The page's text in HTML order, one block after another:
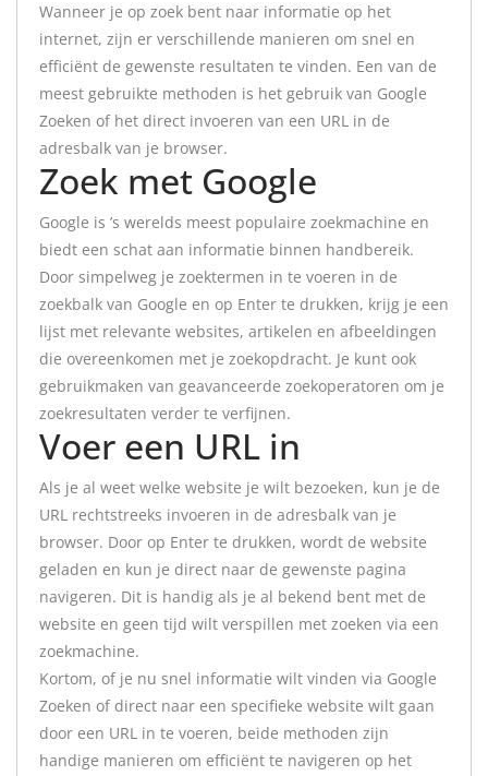
Wanneer je op zoek bent naar informatie op het
internet, zijn er verschillende manieren om snel en
efficiënt de gewenste resultaten te vinden. Een van de
meest gebruikte methoden is het gebruik van Google
Zoeken of het direct invoeren van een URL in de
adresbalk van je browser.
Zoek met Google
Google is ’s werelds meest populaire zoekmachine en
biedt een schat aan informatie binnen handbereik.
Door simpelweg je zoektermen in te voeren in de
zoekbalk van Google en op Enter te drukken, krijg je een
lijst met relevante websites, artikelen en afbeeldingen
die overeenkomen met je zoekopdracht. Je kunt ook
gebruikmaken van geavanceerde zoekoperatoren om je
zoekresultaten verder te verfijnen.
Voer een URL in
Als je al weet welke website je wilt bezoeken, kun je de
URL rechtstreeks invoeren in de adresbalk van je
browser. Door op Enter te drukken, wordt de website
geladen en kun je direct naar de gewenste pagina
navigeren. Dit is handig als je al bekend bent met de
website en geen tijd wilt verspillen met zoeken via een
zoekmachine.
Kortom, of je nu snel informatie wilt vinden via Google
Zoeken of direct naar een specifieke website wilt gaan
door een URL in te voeren, beide methoden zijn
handige manieren om efficiënt te navigeren op het